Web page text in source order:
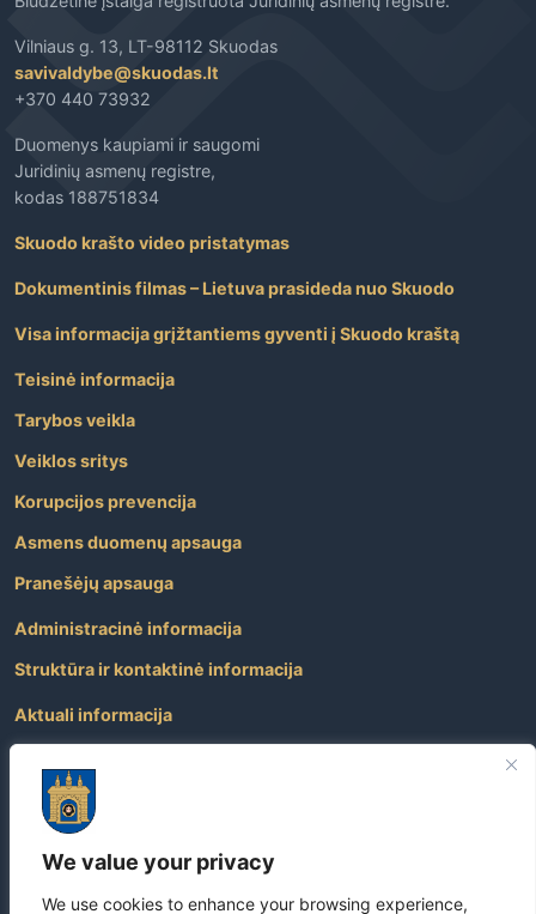
We value your privacy
We use cookies to enhance your browsing experience,
Vilniaus g. 13, LT-98112 Skuodas
savivaldybe@skuodas.lt
+370 440 73932
Duomenys kaupiami ir saugomi
Juridinių asmenų registre,
kodas 188751834
Skuodo krašto video pristatymas
Dokumentinis filmas – Lietuva prasideda nuo Skuodo
Visa informacija grįžtantiems gyventi į Skuodo kraštą
Teisinė informacija
Tarybos veikla
Veiklos sritys
Korupcijos prevencija
Asmens duomenų apsauga
Pranešėjų apsauga
Administracinė informacija
Struktūra ir kontaktinė informacija
Aktuali informacija
Atviri duomenys
Nuorodos
Dažniausiai užduodami klausimai